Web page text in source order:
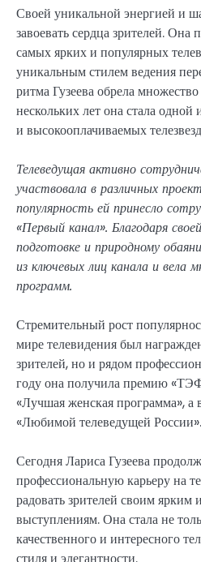
Своей уникальной энергией и
завоевать сердца зрителей. Она
самых ярких и популярных
уникальным стилем ведения
ритма Гузеева обрела
нескольких лет она стала
и высокооплачиваемых
Телеведущая активно
участвовала в различных
популярность ей принесло
«Первый канал». Благодаря
подготовке и природному
из ключевых лиц канала и вела
программ.
Стремительный рост
мире телевидения был
зрителей, но и рядом
году она получила премию
«Лучшая женская программа», а
«Любимой телеведущей России».
Сегодня Лариса Гузеева
профессиональную карьеру на
радовать зрителей своим
выступлениям. Она стала не
качественного и интересного